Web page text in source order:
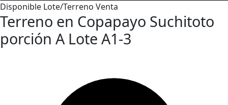
Disponible Lote/Terreno Venta
Terreno en Copapayo Suchitoto
porción A Lote A1-3